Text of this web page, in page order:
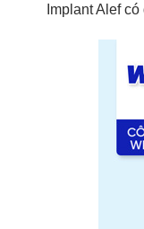
Implant Alef